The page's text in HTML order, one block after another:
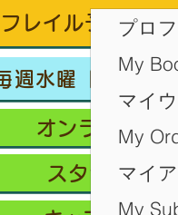
フレイル予防ヨガ
週水曜「波音サ
オンラインク
スタジオ予
プロ
My
マイ
My
マイ
My